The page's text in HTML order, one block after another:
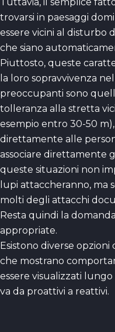
trovarsi in paesaggi
essere vicini al disturbo
che siano
Piuttosto, queste
la loro sopravvivenza
preoccupanti sono
tolleranza alla stretta
esempio entro 30-50
direttamente alle
associare direttamente
queste situazioni non
lupi attaccheranno, ma
molti degli attacchi
Resta quindi la
appropriate.
Esistono diverse
che mostrano
essere visualizzati
va da proattivi a reattivi.